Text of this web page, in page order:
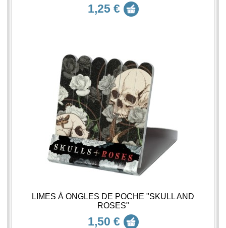
1,25 €
LIMES À ONGLES DE POCHE "SKULL AND
ROSES"
1,50 €